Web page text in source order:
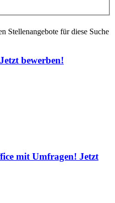
Stellenangebote für diese Suche
bewerben!
mit Umfragen! Jetzt